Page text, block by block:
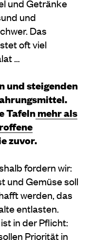
und Getränke
und
Das
oft viel
…
und steigenden
Tafelnmehr als
zuvor.
fordern wir:
und Gemüse soll
werden, das
entlasten.
in der Pflicht:
Priorität in